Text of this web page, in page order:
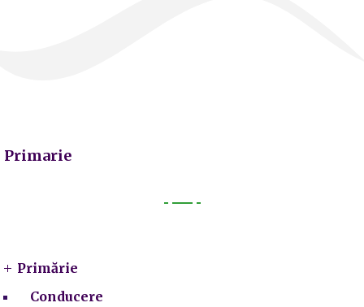
Primarie
Primărie
Conducere